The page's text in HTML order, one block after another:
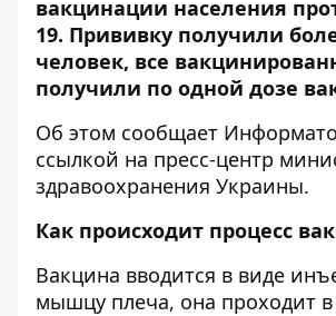
вакцинации населения
19. Прививку получили
человек, все
получили по одной дозе
Об этом сообщает
ссылкой на пресс-центр
здравоохранения Украины.
Как происходит процесс
Вакцина вводится в виде
мышцу плеча, она проходит в